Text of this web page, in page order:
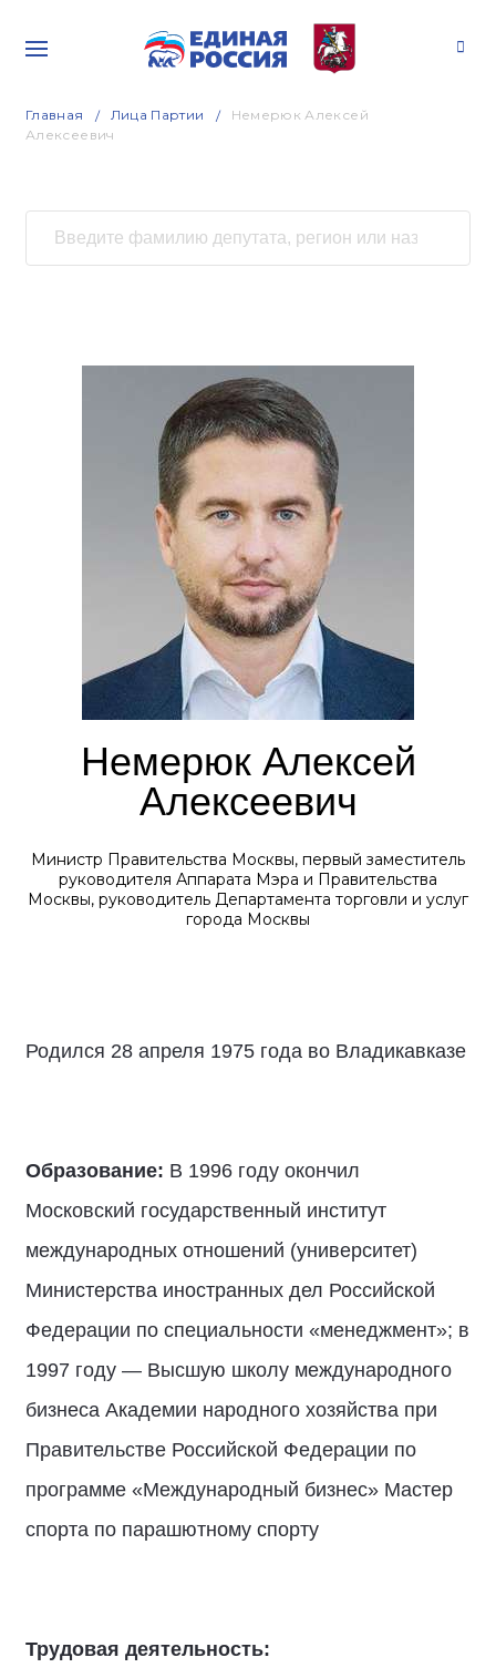
Главная Лица Партии
Немерюк Алексей
Алексеевич
Немерюк Алексей
Алексеевич
Министр Правительства Москвы, первый заместитель
руководителя Аппарата Мэра и Правительства
Москвы, руководитель Департамента торговли и услуг
города Москвы
Родился 28 апреля 1975 года во Владикавказе
Образование: В 1996 году окончил
Московский государственный институт
международных отношений (университет)
Министерства иностранных дел Российской
Федерации по специальности «менеджмент»; в
1997 году — Высшую школу международного
бизнеса Академии народного хозяйства при
Правительстве Российской Федерации по
программе «Международный бизнес» Мастер
спорта по парашютному спорту
Трудовая деятельность: